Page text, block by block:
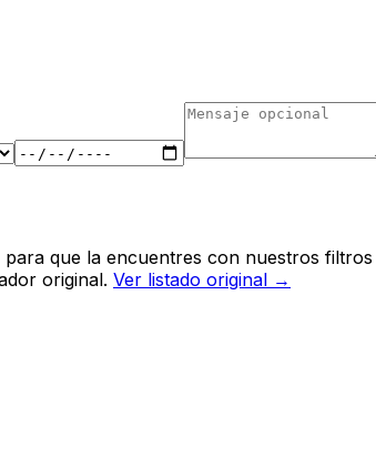
que la encuentres con nuestros
original. Ver listado original →